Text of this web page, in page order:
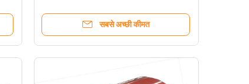
सबसे अच्छी कीमत